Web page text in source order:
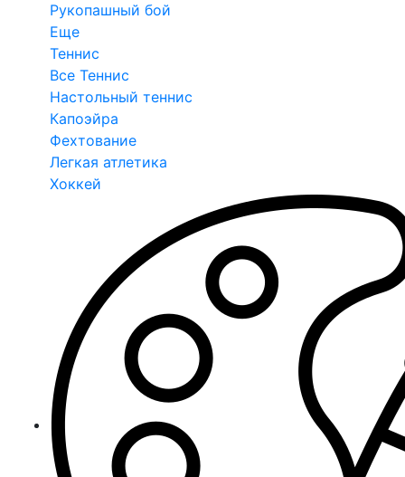
Рукопашный бой
Еще
Теннис
Все Теннис
Настольный теннис
Капоэйра
Фехтование
Легкая атлетика
Хоккей